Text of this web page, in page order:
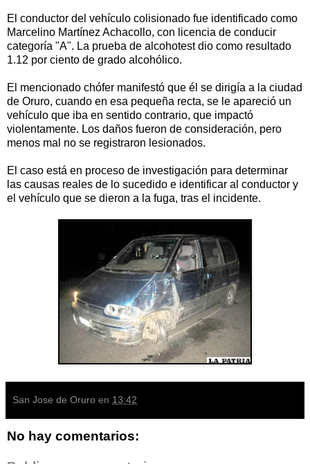
El conductor del vehículo colisionado fue identificado como
Marcelino Martínez Achacollo, con licencia de conducir
categoría "A". La prueba de alcohotest dio como resultado
1.12 por ciento de grado alcohólico.
El mencionado chófer manifestó que él se dirigía a la ciudad
de Oruro, cuando en esa pequeña recta, se le apareció un
vehículo que iba en sentido contrario, que impactó
violentamente. Los daños fueron de consideración, pero
menos mal no se registraron lesionados.
El caso está en proceso de investigación para determinar
las causas reales de lo sucedido e identificar al conductor y
el vehículo que se dieron a la fuga, tras el incidente.
San Jose de Oruro en 13:42
No hay comentarios: